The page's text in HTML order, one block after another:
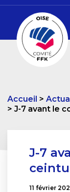
Accueil
J-7 avant le
J-7
11 février